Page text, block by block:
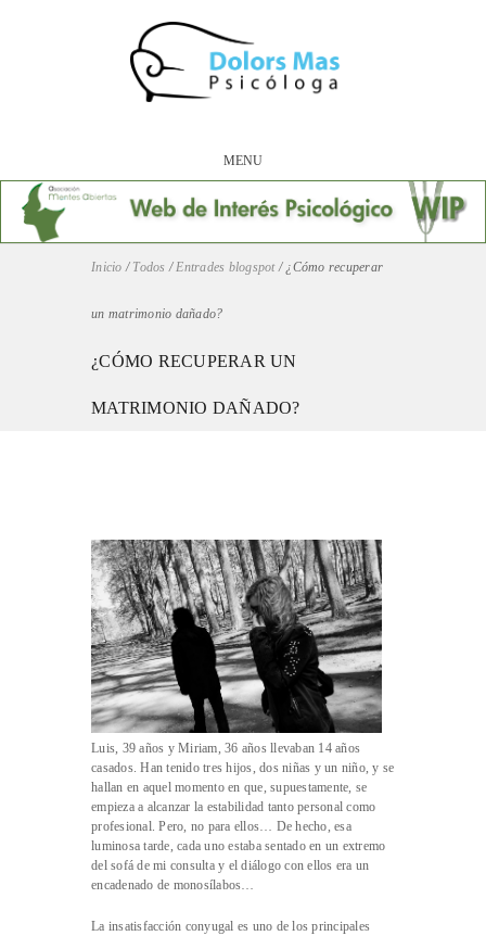
MENU
Inicio / Todos /Entrades blogspot/ ¿Cómo recuperar
un matrimonio dañado?
¿CÓMO RECUPERAR UN
MATRIMONIO DAÑADO?
Luis, 39 años y Miriam, 36 años llevaban 14 años
casados. Han tenido tres hijos, dos niñas y un niño, y se
hallan en aquel momento en que, supuestamente, se
empieza a alcanzar la estabilidad tanto personal como
profesional. Pero, no para ellos… De hecho, esa
luminosa tarde, cada uno estaba sentado en un extremo
del sofá de mi consulta y el diálogo con ellos era un
encadenado de monosílabos…
La insatisfacción conyugal es uno de los principales